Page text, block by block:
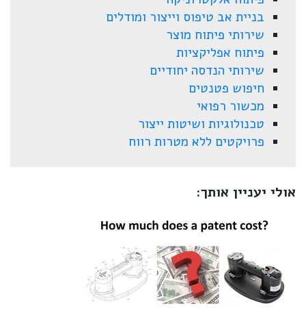
בניית אב טיפוס וייצור ומודלים
שירותי פיתוח מוצר
פיתוח אפליקציות
שירותי הנדסה יחודיים
חיפוש פטנטים
מכשור רפואי
טכנולוגיות ושיטות ייצור
פרויקטים ללא מטרות רווח
אולי יעניין אותך: